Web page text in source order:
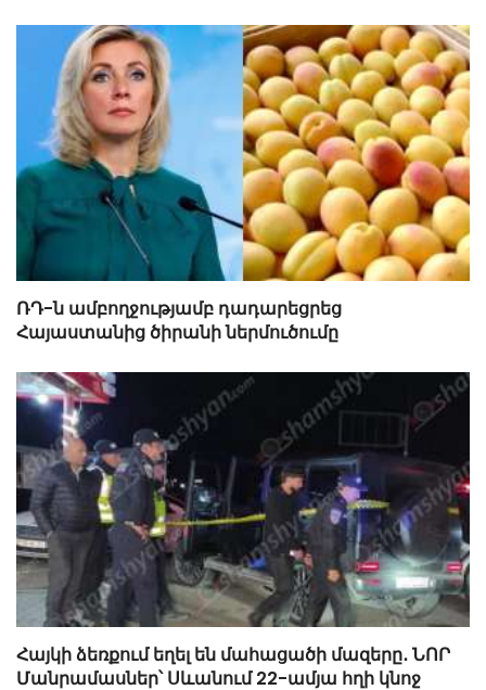
ՌԴ-ն ամբողջությամբ դադարեցրեց
Հայաստանից ծիրանի ներմուծումը
Հայկի ձեռքում եղել են մահացածի մազերը․ ՆՈՐ
Մանրամասներ՝ Սևանում 22-ամյա հղի կնոջ